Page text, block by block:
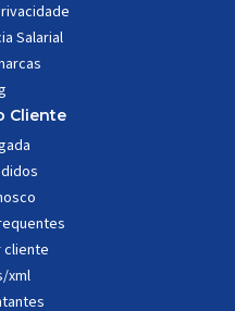
Salarial
Cliente
cliente
xml